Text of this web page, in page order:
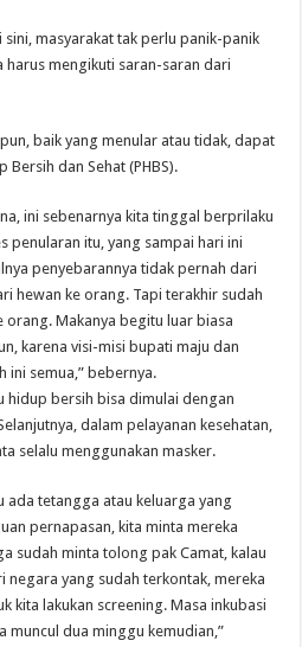
sini, masyarakat tak perlu panik-panik
harus mengikuti saran-saran dari
baik yang menular atau tidak, dapat
dan Sehat (PHBS).
ini sebenarnya kita tinggal berprilaku
penularan itu, yang sampai hari ini
penyebarannya tidak pernah dari
hewan ke orang. Tapi terakhir sudah
Makanya begitu luar biasa
karena visi-misi bupati maju dan
ini semua,” bebernya.
hidup bersih bisa dimulai dengan
dalam pelayanan kesehatan,
selalu menggunakan masker.
ada tetangga atau keluarga yang
pernapasan, kita minta mereka
sudah minta tolong pak Camat, kalau
negara yang sudah terkontak, mereka
kita lakukan screening. Masa inkubasi
muncul dua minggu kemudian,”